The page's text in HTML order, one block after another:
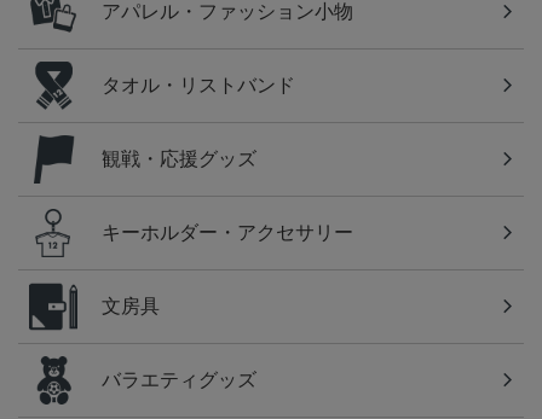
アパレル・ファッション小物
タオル・リストバンド
観戦・応援グッズ
キーホルダー・アクセサリー
文房具
バラエティグッズ